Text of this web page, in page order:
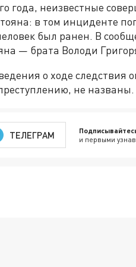
года, неизвестные
в том инциденте
был ранен. В
— брата Володи
о ходе следствия
не названы.
ТЕЛЕГРАМ и первыми